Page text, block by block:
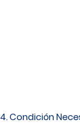
4. Condición